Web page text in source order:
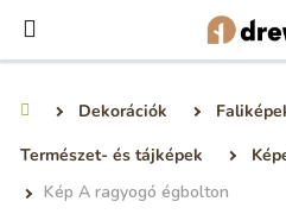
fő
Dekorációk
Természet- és tájképek
Kép A ragyogó égbolton